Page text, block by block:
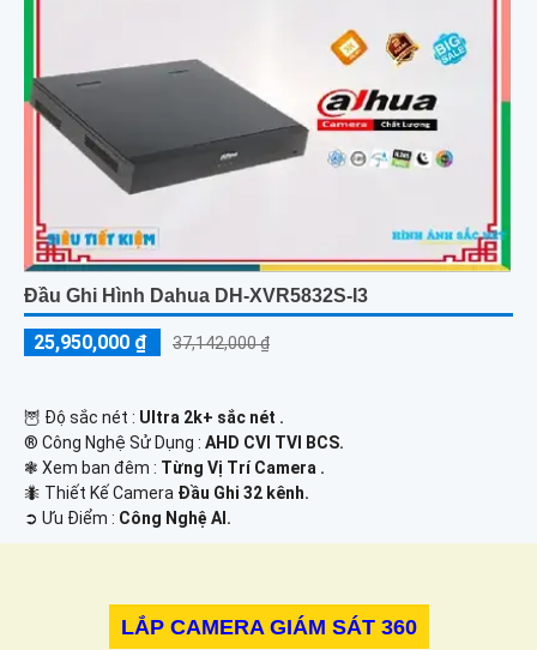
Đầu Ghi Hình Dahua DH-XVR5832S-I3
25,950,000 ₫ 37,142,000 ₫
🦉 Độ sắc nét : Ultra 2k+ sắc nét .
®️ Công Nghệ Sử Dụng : AHD CVI TVI BCS.
❃ Xem ban đêm : Từng Vị Trí Camera .
🐜 Thiết Kế Camera Đầu Ghi 32 kênh.
️➲ Ưu Điểm : Công Nghệ AI.
LẮP CAMERA GIÁM SÁT 360